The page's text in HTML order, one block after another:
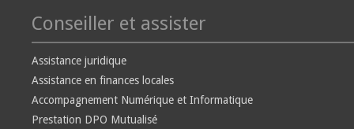
Conseiller et assister
Assistance juridique
Assistance en finances locales
Accompagnement Numérique et Informatique
Prestation DPO Mutualisé